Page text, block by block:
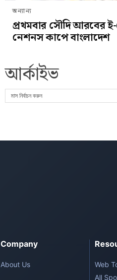
অন্যান্য
প্রথমবার সৌদি আরবের
নেশনস কাপে বাংলাদেশ
আর্কাইভ
Company
About Us
Web
All